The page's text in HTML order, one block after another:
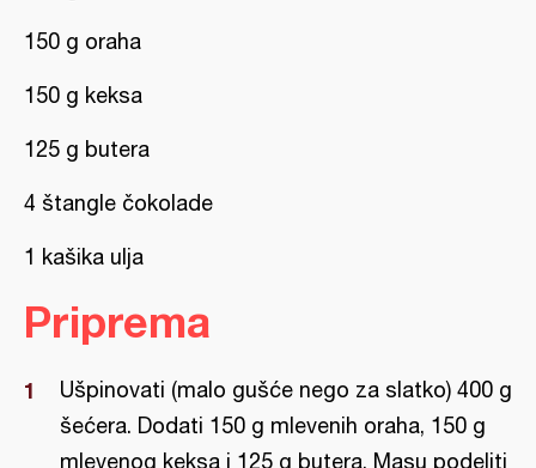
150 g oraha
150 g keksa
125 g butera
4 štangle čokolade
1 kašika ulja
Priprema
Ušpinovati (malo gušće nego za slatko) 400 g
šećera. Dodati 150 g mlevenih oraha, 150 g
mlevenog keksa i 125 g butera. Masu podeliti